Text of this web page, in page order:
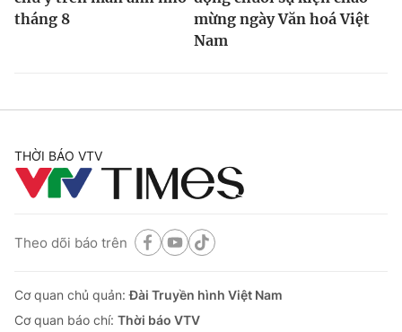
tháng 8
mừng ngày Văn hoá Việt
Nam
THỜI BÁO VTV
Theo dõi báo trên
Cơ quan chủ quản:Đài Truyền hình Việt Nam
Cơ quan báo chí: Thời báo VTV